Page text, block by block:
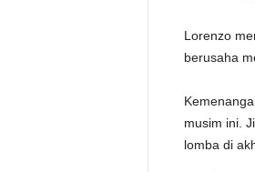
Lorenzo
berusaha
musim ini.
lomba di